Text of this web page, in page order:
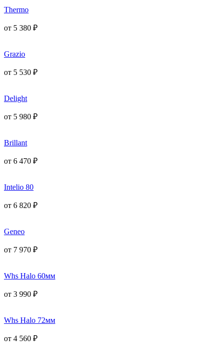
Thermo
от 5 380 ₽
Grazio
от 5 530 ₽
Delight
от 5 980 ₽
Brillant
от 6 470 ₽
Intelio 80
от 6 820 ₽
Geneo
от 7 970 ₽
Whs Halo 60мм
от 3 990 ₽
Whs Halo 72мм
от 4 560 ₽